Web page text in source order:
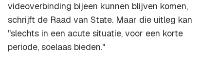
videoverbinding bijeen kunnen blijven komen,
schrijft de Raad van State. Maar die uitleg kan
"slechts in een acute situatie, voor een korte
periode, soelaas bieden."